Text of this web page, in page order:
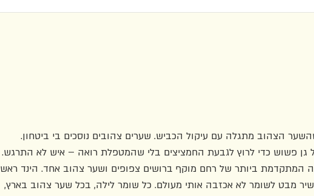
הצהוב מתגלה עם עיקול הכביש. שערים צהובים נוסכים בי ביטחון.
פשוש כדי לרוץ לגבעת החמציצים בלי שהמטפלת רואה – איש לא התרגש.
המתקדמת ביותר של רחם מוקף ברושים צפופים ושער צהוב אחד. הינד ראש
מבט לשומר לא אכזבה אותי מעולם. כל שומר לילה, בכל שער צהוב בארץ,